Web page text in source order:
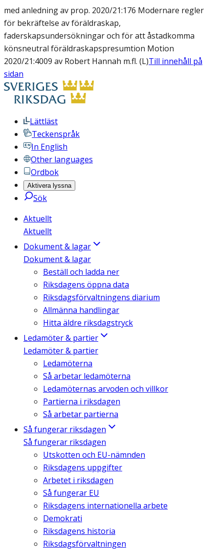
med anledning av prop. 2020/21:176 Modernare regler
för bekräftelse av föräldraskap,
faderskapsundersökningar och för att åstadkomma
könsneutral föräldraskapspresumtion Motion
2020/21:4009 av Robert Hannah m.fl. (L)Till innehåll på
sidan
Lättläst
Teckenspråk
In English
Other languages
Ordbok
Aktivera lyssna
Sök
Aktuellt
Aktuellt
Dokument & lagar
Dokument & lagar
Beställ och ladda ner
Riksdagens öppna data
Riksdagsförvaltningens diarium
Allmänna handlingar
Hitta äldre riksdagstryck
Ledamöter & partier
Ledamöter & partier
Ledamöterna
Så arbetar ledamöterna
Ledamöternas arvoden och villkor
Partierna i riksdagen
Så arbetar partierna
Så fungerar riksdagen
Så fungerar riksdagen
Utskotten och EU-nämnden
Riksdagens uppgifter
Arbetet i riksdagen
Så fungerar EU
Riksdagens internationella arbete
Demokrati
Riksdagens historia
Riksdagsförvaltningen